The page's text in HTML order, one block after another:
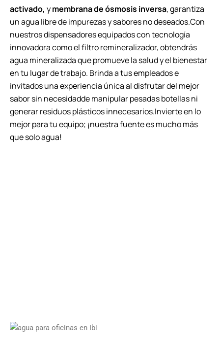
activado, ymembrana de ósmosis inversa, garantiza
un agua libre de impurezas y sabores no deseados.Con
nuestros dispensadores equipados con tecnología
innovadora como el filtro remineralizador, obtendrás
agua mineralizada que promueve la salud y el bienestar
en tu lugar de trabajo. Brinda a tus empleados e
invitados una experiencia única al disfrutar del mejor
sabor sin necesidadde manipular pesadas botellas ni
generar residuos plásticos innecesarios.Invierte en lo
mejor para tu equipo; ¡nuestra fuente es mucho más
que solo agua!